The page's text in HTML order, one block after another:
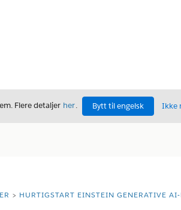
Flere detaljer her. Bytt til engelsk Ikke
HURTIGSTART EINSTEIN GENERATIVE